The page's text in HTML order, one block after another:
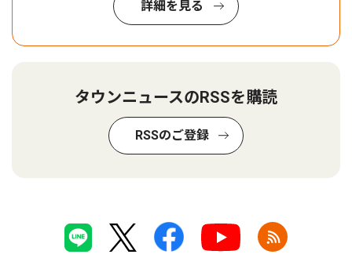
詳細を見る
タウンニュースのRSSを購読
RSSのご登録